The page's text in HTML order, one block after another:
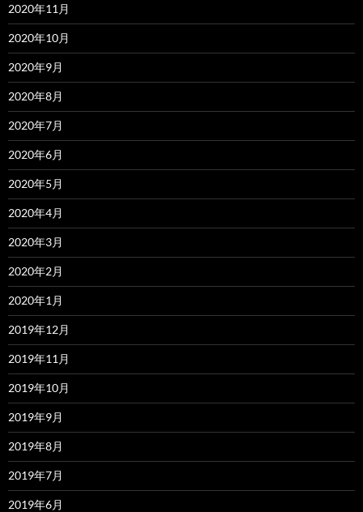
2020年11月
2020年10月
2020年9月
2020年8月
2020年7月
2020年6月
2020年5月
2020年4月
2020年3月
2020年2月
2020年1月
2019年12月
2019年11月
2019年10月
2019年9月
2019年8月
2019年7月
2019年6月